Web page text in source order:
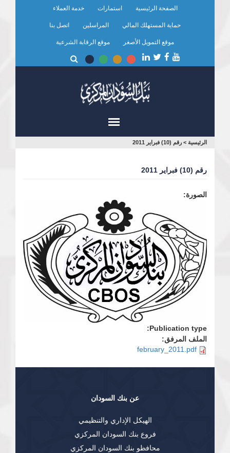
الصفحة الرئيسية استمارات خدمة العملاء
حماية المستهلك المالي المراسلين اتصل بنا
موقع التمويل الأصغر موقع الرقابة الشرعية
أنت
الرئيسية > رقم (10) فبراير 2011
رقم (10) فبراير 2011
الصورة:
Publication type:
الملف المرفق:
february_2011.pdf
عن بنك السودان
الهيكل الإداري والتنظيمي
فروع بنك السودان المركزي
محافظو بنك السودان المركزي